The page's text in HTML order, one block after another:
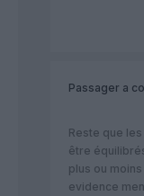
Passager a
Reste que
être
plus ou
evidence